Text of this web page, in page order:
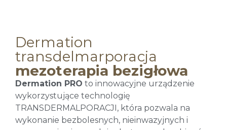
Dermation
transdelmarporacja
mezoterapia bezigłowa
Dermation PRO to innowacyjne urządzenie
wykorzystujące technologię
TRANSDERMALPORACJI, która pozwala na
wykonanie bezbolesnych, nieinwazyjnych i